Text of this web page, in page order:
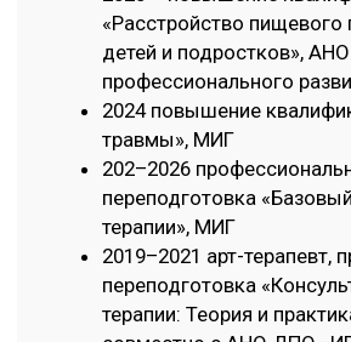
(высшее образование)
2001–2004 неоконченное высшее,
отделение ХТОПП (художественно-
техническое оформление печатной
продукции), МГУП (Полиграф)
1995–1999 учитель рисования и черчения,
Московский Областной Педагогический
Колледж (средне-специальное
образование)
1990–1995 Детская Художественная
Школа №1 г Серпухов
Дополнительные программы и курсы
2022 курс «Травма: работа с сообщество», Студия
2016 курс «Базовый курс по арт-терапии», Студия